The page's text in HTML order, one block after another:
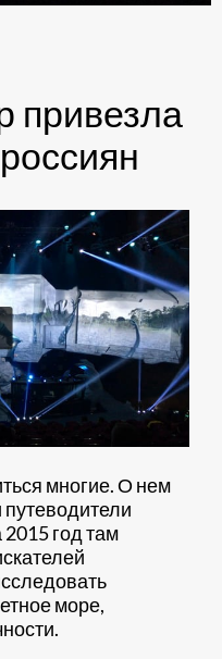
привезла
многие. О нем
путеводители
2015 год там
море,